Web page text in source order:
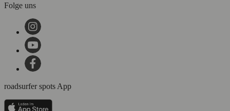
Folge uns
roadsurfer spots App